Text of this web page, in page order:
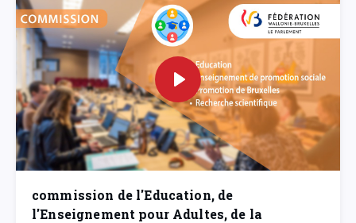
commission de l'Education, de
l'Enseignement pour Adultes, de la